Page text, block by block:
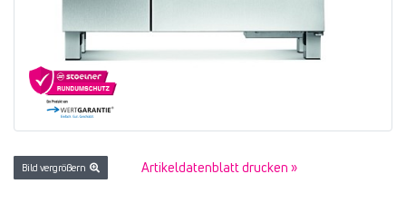
Bild vergrößern Artikeldatenblatt drucken »